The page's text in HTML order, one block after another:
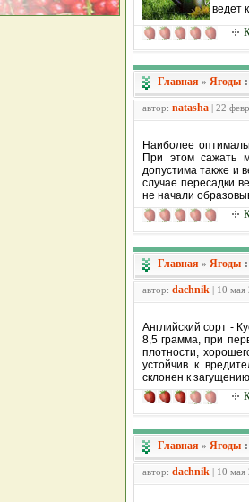
ведет
Главная » Ягоды
автор: natasha | 22
Наиболее
При этом сажать
допустима также и
случае пересадки
не начали
Главная » Ягоды
автор: dachnik | 10
Английский сорт -
8,5 грамма, при
плотности,
устойчив к
склонен к
Главная » Ягоды
автор: dachnik | 10